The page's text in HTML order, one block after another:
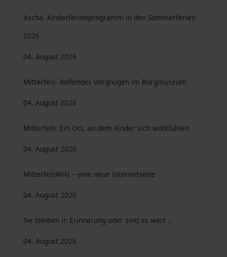
Ascha. Kinderferienprogramm in den Sommerferien
2026
04. August 2026
Mitterfels. Rollendes Vergnügen im Burgmuseum
04. August 2026
Mitterfels. Ein Ort, an dem Kinder sich wohlfühlen
04. August 2026
MitterfelsWiki – eine neue Internetseite
04. August 2026
Sie bleiben in Erinnerung oder sind es wert ...
04. August 2026